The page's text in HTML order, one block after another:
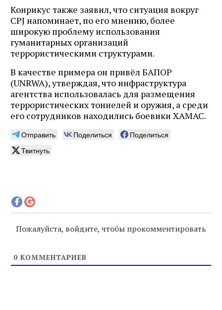
Конрикус также заявил, что ситуация вокруг
CPJ напоминает, по его мнению, более
широкую проблему использования
гуманитарных организаций
террористическими структурами.
В качестве примера он привёл БАПОР
(UNRWA), утверждая, что инфраструктура
агентства использовалась для размещения
террористических тоннелей и оружия, а среди
его сотрудников находились боевики ХАМАС.
Отправить Поделиться
Поделиться
Твитнуть
Пожалуйста, войдите, чтобы прокомментировать
0 КОММЕНТАРИЕВ